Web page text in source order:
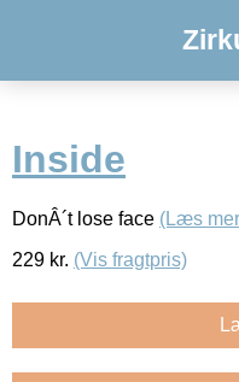
Inside
DonÂ´t lose face (Læs
229 kr. (Vis fragtpris)